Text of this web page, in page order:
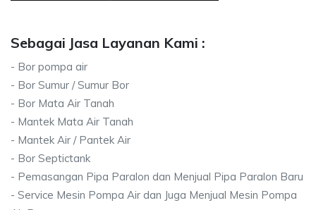
Sebagai Jasa Layanan Kami :
- Bor pompa air
- Bor Sumur / Sumur Bor
- Bor Mata Air Tanah
- Mantek Mata Air Tanah
- Mantek Air / Pantek Air
- Bor Septictank
- Pemasangan Pipa Paralon dan Menjual Pipa Paralon Baru
- Service Mesin Pompa Air dan Juga Menjual Mesin Pompa